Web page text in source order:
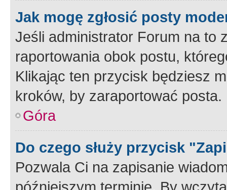
Jak mogę zgłosić posty
Jeśli administrator Forum na to
raportowania obok postu,
Klikając ten przycisk będziesz
kroków, by zaraportować posta.
Góra
Do czego służy przycisk
Pozwala Ci na zapisanie